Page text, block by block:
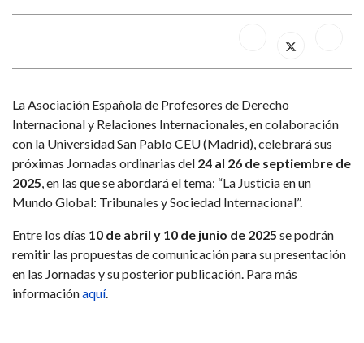
La Asociación Española de Profesores de Derecho
Internacional y Relaciones Internacionales, en colaboración
con la Universidad San Pablo CEU (Madrid), celebrará sus
próximas Jornadas ordinarias del 24 al 26 de septiembre de
2025, en las que se abordará el tema: “La Justicia en un
Mundo Global: Tribunales y Sociedad Internacional”.
Entre los días 10 de abril y 10 de junio de 2025 se podrán
remitir las propuestas de comunicación para su presentación
en las Jornadas y su posterior publicación. Para más
informaciónaquí.